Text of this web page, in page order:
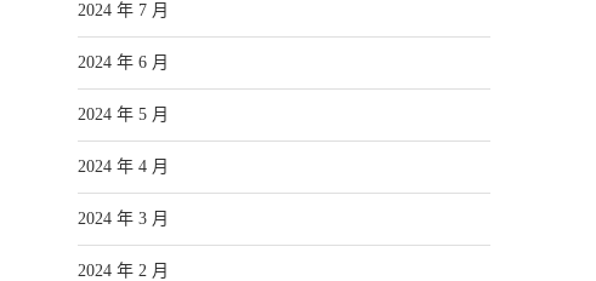
2024 年 7 月
2024 年 6 月
2024 年 5 月
2024 年 4 月
2024 年 3 月
2024 年 2 月